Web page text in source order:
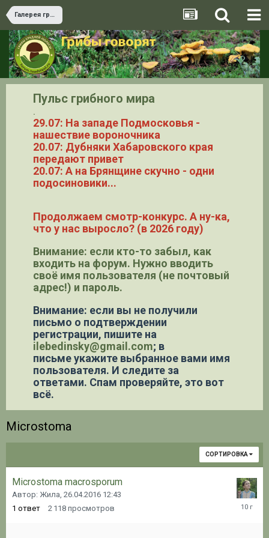
Галерея грибов
Пульс грибного мира
.
29.07: На западе Подмосковья -
нашествие вороночника
20.07: Дубняки Хабаровского края
передают привет
20.07: А на Брянщине скучно - одни
подосиновики...
Продолжаем смотр-конкурс. А ну-ка,
что у нас выросло? (в 2026 году)
Внимание: если кто-то забыл, как
входить на форум. Нужно вводить
своё имя пользователя (не почтовый
адрес!) и пароль.
Внимание: если вы не получили
письмо о подтверждении
регистрации, пишите на
ilebedinsky@gmail.com; в
письме укажите выбранное вами имя
пользователя. И следите за
ответами. Спам проверяйте, это вот
всё.
Microstoma
СОРТИРОВКА
Microstoma macrosporum
Автор: Жила, 26.04.2016 12:43
1 ответ 2 118 просмотров